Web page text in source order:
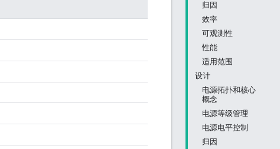
归因
效率
可观测性
性能
适用范围
设计
电源拓扑和核心
概念
电源等级管理
电源电平控制
归因